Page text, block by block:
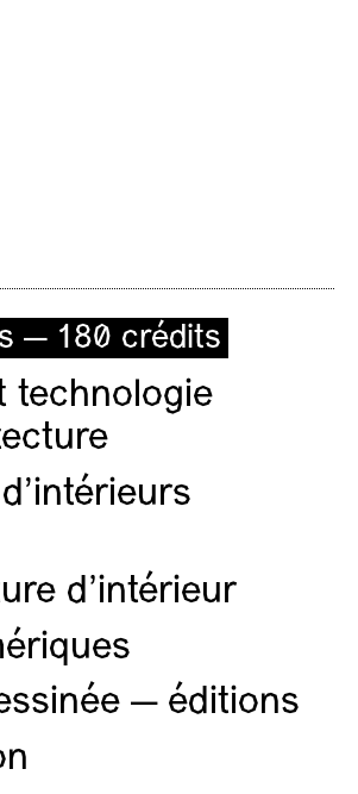
diplômé·es 26 des arts de
— 180 crédits
technologie
d’intérieur
— éditions